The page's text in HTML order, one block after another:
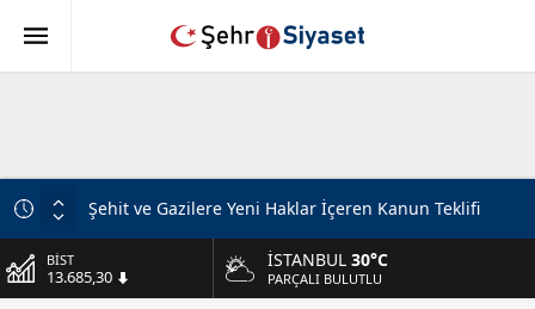
Şehit ve Gazilere Yeni Haklar İçeren Kanun Teklifi
Türkiye’den İsrail’e Mescid-i Aksa Uyarısı
10 Soruda “Terörsüz Türkiye” Teklifi
DOLAR
47,5953
İSTANBUL30°C
PARÇALI BULUTLU